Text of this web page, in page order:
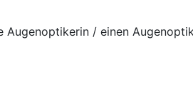
Augenoptikerin / einen